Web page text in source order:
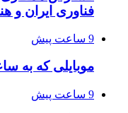
فناوری ایران و
9 ساعت پیش
موبایلی که به
9 ساعت پیش